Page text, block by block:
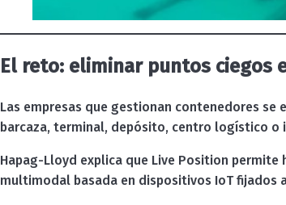
El reto: eliminar puntos ciegos
Las empresas que gestionan contenedores se
barcaza, terminal, depósito, centro logístico
Hapag-Lloyd explica que Live Position
multimodal basada en dispositivos IoT fijados